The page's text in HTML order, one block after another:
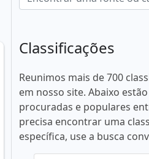
Classificações
Reunimos mais de 700
em nosso site. Abaixo
procuradas e populares
precisa encontrar uma
específica, use a busca